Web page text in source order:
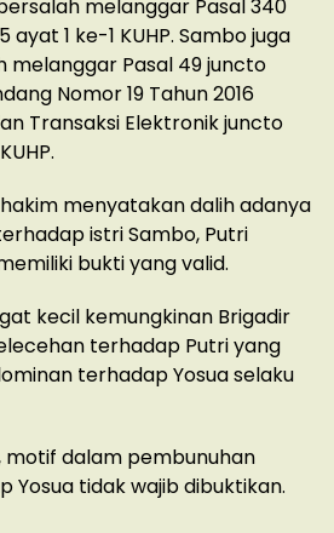
melanggar Pasal 340
ayat 1 ke-1 KUHP. Sambo juga
melanggar Pasal 49 juncto
Nomor 19 Tahun 2016
Transaksi Elektronik juncto
menyatakan dalih adanya
istri Sambo, Putri
bukti yang valid.
kecil kemungkinan Brigadir
terhadap Putri yang
terhadap Yosua selaku
motif dalam pembunuhan
Yosua tidak wajib dibuktikan.